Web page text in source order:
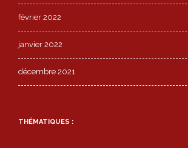
février 2022
janvier 2022
décembre 2021
THÉMATIQUES :